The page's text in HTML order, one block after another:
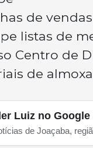
de
listas de
Centro de
de
Luiz no Google
de Joaçaba,